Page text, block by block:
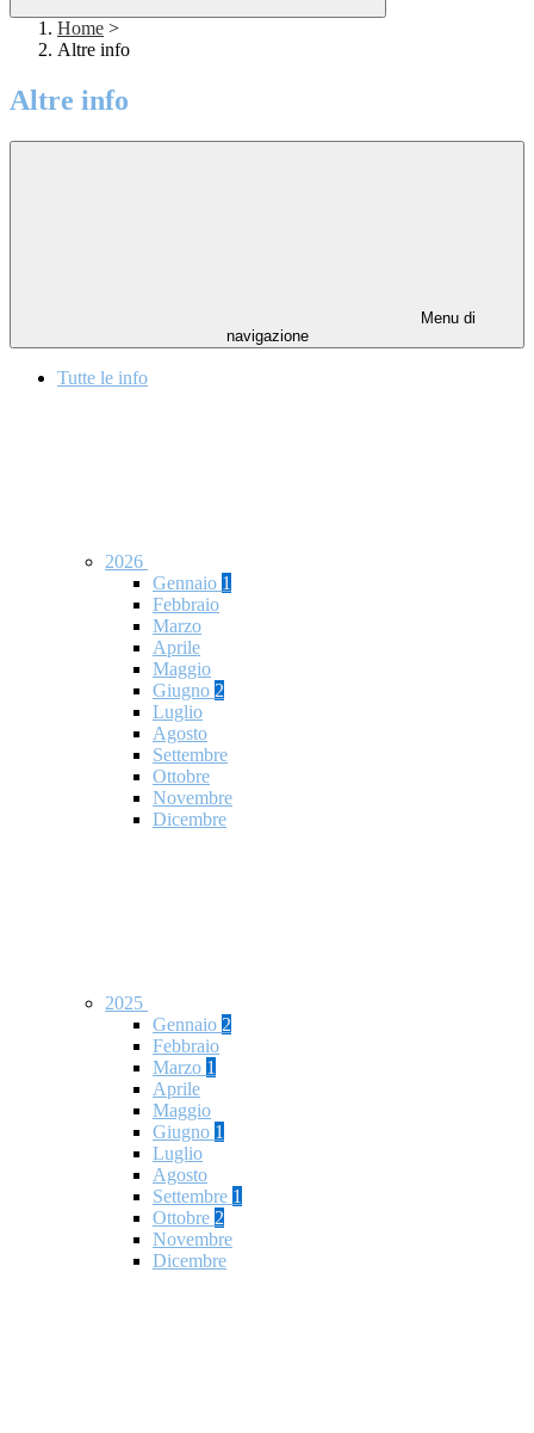
Home >
Altre info
Altre info
Menu di
navigazione
Tutte le info
2026
Gennaio 1
Febbraio
Marzo
Aprile
Maggio
Giugno 2
Luglio
Agosto
Settembre
Ottobre
Novembre
Dicembre
2025
Gennaio 2
Febbraio
Marzo 1
Aprile
Maggio
Giugno 1
Luglio
Agosto
Settembre 1
Ottobre 2
Novembre
Dicembre